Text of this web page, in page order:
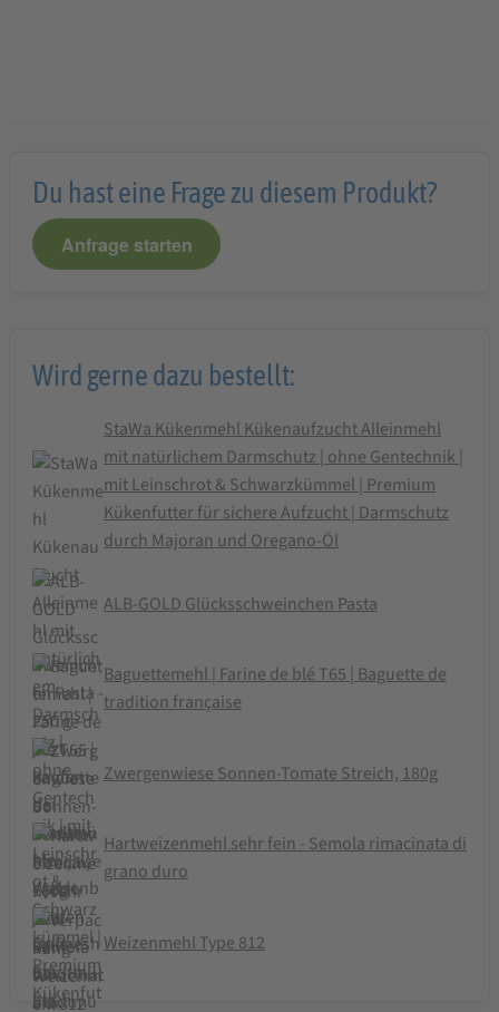
Du hast eine Frage zu diesem Produkt?
Anfrage starten
Wird gerne dazu bestellt:
StaWa Kükenmehl Kükenaufzucht Alleinmehl
mit natürlichem Darmschutz | ohne Gentechnik |
mit Leinschrot & Schwarzkümmel | Premium
Kükenfutter für sichere Aufzucht | Darmschutz
durch Majoran und Oregano-Öl
ALB-GOLD Glücksschweinchen Pasta
Baguettemehl | Farine de blé T65 | Baguette de
tradition française
Zwergenwiese Sonnen-Tomate Streich, 180g
Hartweizenmehl sehr fein - Semola rimacinata di
grano duro
Weizenmehl Type 812